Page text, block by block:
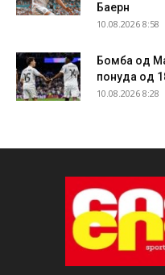
Баерн
10.08.2026 8:58
Бомба од
понуда од
10.08.2026 8:28